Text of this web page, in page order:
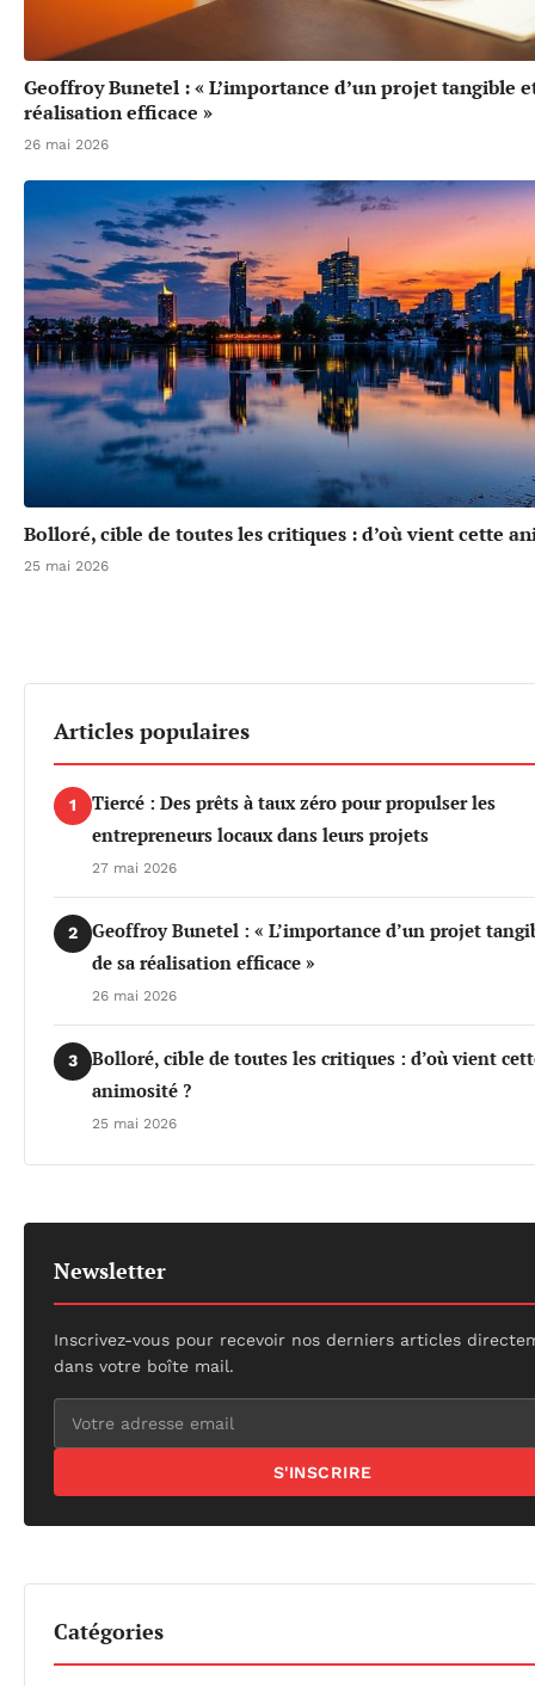
Geoffroy Bunetel : « L’importance d’un projet tangible
réalisation efficace »
26 mai 2026
Bolloré, cible de toutes les critiques : d’où vient cette
25 mai 2026
Articles populaires
1
Tiercé : Des prêts à taux zéro pour propulser les
entrepreneurs locaux dans leurs projets
27 mai 2026
2
Geoffroy Bunetel : « L’importance d’un projet
de sa réalisation efficace »
26 mai 2026
3
Bolloré, cible de toutes les critiques : d’où vient
animosité ?
25 mai 2026
Newsletter
Inscrivez-vous pour recevoir nos derniers articles
dans votre boîte mail.
S'INSCRIRE
Catégories